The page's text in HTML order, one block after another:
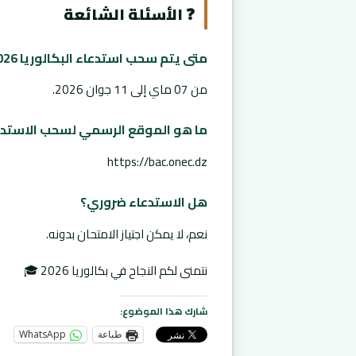
❓ الأسئلة الشائعة
متى يتم سحب استدعاء البكالوريا 2026؟
من 07 ماي إلى 11 جوان 2026.
ما هو الموقع الرسمي لسحب
https://bac.onec.dz
هل الاستدعاء ضروري؟
نعم، لا يمكن اجتياز الامتحان بدونه.
نتمنى لكم النجاح في بكالوريا 2026 🎓
شارك هذا الموضوع:
طباعة WhatsApp